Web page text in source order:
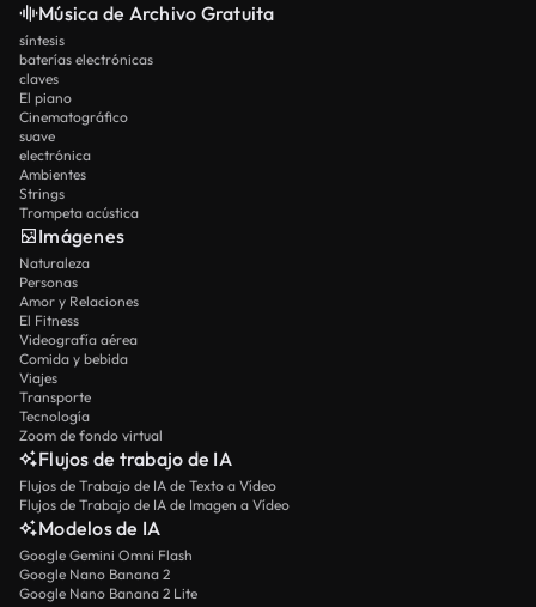
Música de Archivo Gratuita
síntesis
baterías electrónicas
claves
El piano
Cinematográfico
suave
electrónica
Ambientes
Strings
Trompeta acústica
Imágenes
Naturaleza
Personas
Amor y Relaciones
El Fitness
Videografía aérea
Comida y bebida
Viajes
Transporte
Tecnología
Zoom de fondo virtual
Flujos de trabajo de IA
Flujos de Trabajo de IA de Texto a Vídeo
Flujos de Trabajo de IA de Imagen a Vídeo
Modelos de IA
Google Gemini Omni Flash
Google Nano Banana 2
Google Nano Banana 2 Lite